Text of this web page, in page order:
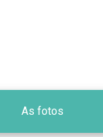
As fotos